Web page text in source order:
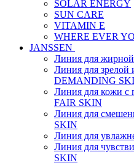
SOLAR ENERGY
SUN CARE
VITAMIN E
WHERE EVER
JANSSEN
Линия для
Линия для зрелой
DEMANDING
Линия для кожи с
FAIR SKIN
Линия для
SKIN
Линия для
Линия для
SKIN